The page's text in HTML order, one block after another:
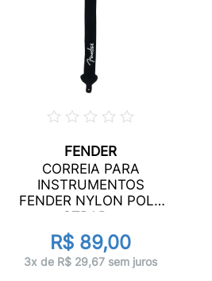
FENDER
CORREIA PARA
INSTRUMENTOS
FENDER NYLON POLY
STRAP...
R$ 89,00
3x de R$ 29,67 sem juros